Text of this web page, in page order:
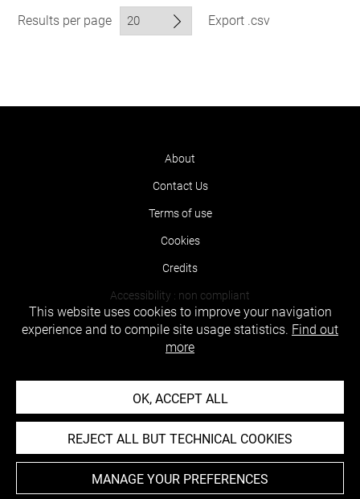
Results per page Export .csv
About
Contact Us
Terms of use
Cookies
Credits
Accessibility : non compliant
This website uses cookies to improve your navigation
experience and to compile site usage statistics. Find out
more
OK, ACCEPT ALL
REJECT ALL BUT TECHNICAL COOKIES
MANAGE YOUR PREFERENCES